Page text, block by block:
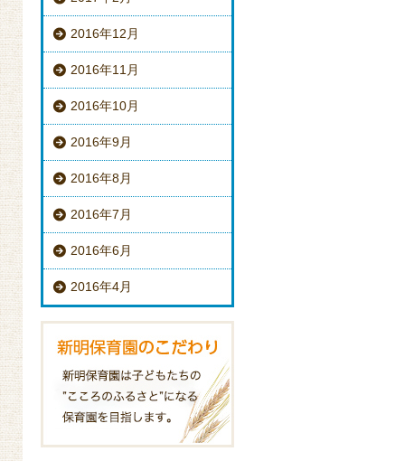
2016年12月
2016年11月
2016年10月
2016年9月
2016年8月
2016年7月
2016年6月
2016年4月